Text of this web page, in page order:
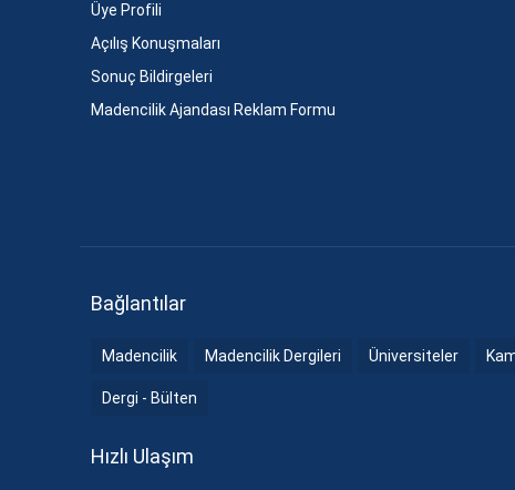
Üye Profili
Açılış Konuşmaları
Sonuç Bildirgeleri
Madencilik Ajandası Reklam Formu
Bağlantılar
Madencilik Madencilik Dergileri Üniversiteler
Dergi - Bülten
Hızlı Ulaşım